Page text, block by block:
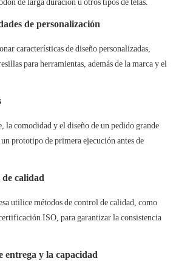
de larga duración u otros tipos de telas.
de personalización
características de diseño personalizadas,
para herramientas, además de la marca y el
la comodidad y el diseño de un pedido grande
prototipo de primera ejecución antes de
calidad
utilice métodos de control de calidad, como
ISO, para garantizar la consistencia
entrega y la capacidad